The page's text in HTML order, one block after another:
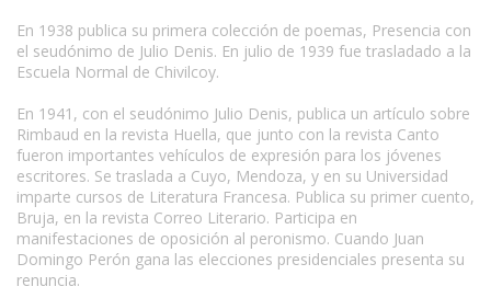
En 1938 publica su primera colección de poemas, Presencia con
el seudónimo de Julio Denis. En julio de 1939 fue trasladado a la
Escuela Normal de Chivilcoy.
En 1941, con el seudónimo Julio Denis, publica un artículo sobre
Rimbaud en la revista Huella, que junto con la revista Canto
fueron importantes vehículos de expresión para los jóvenes
escritores. Se traslada a Cuyo, Mendoza, y en su Universidad
imparte cursos de Literatura Francesa. Publica su primer cuento,
Bruja, en la revista Correo Literario. Participa en
manifestaciones de oposición al peronismo. Cuando Juan
Domingo Perón gana las elecciones presidenciales presenta su
renuncia.